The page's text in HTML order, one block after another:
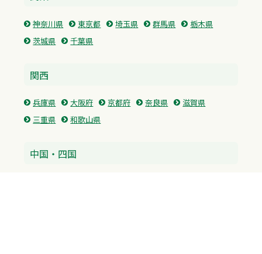
神奈川県 東京都 埼玉県 群馬県
栃木県
茨城県
千葉県
関西
兵庫県 大阪府 京都府 奈良県
滋賀県
三重県
和歌山県
中国・四国